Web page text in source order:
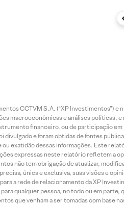
CCTVM S.A. (“XP Investimentos”)
macroeconômicas e análises políticas,
financeiro, ou de participação
divulgado e foram obtidas de fontes
exatidão dessas informações. Este
expressas neste relatório refletem a
não tem obrigação de atualizar,
única e exclusiva, suas visões e
a rede de relacionamento da XP
qualquer pessoa, no todo ou em
que venham a ser tomadas com base